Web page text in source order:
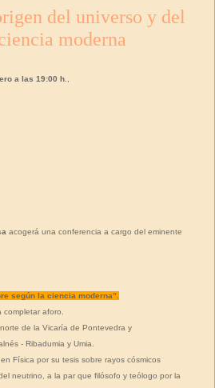
del universo y del
moderna
a las 19:00 h
acogerá una conferencia a cargo del eminente
según la ciencia moderna”.
aforo.
de la Vicaría de Pontevedra y
- Ribadumia y Umia.
Física por su tesis sobre rayos cósmicos
neutrino, a la par que filósofo y teólogo por la